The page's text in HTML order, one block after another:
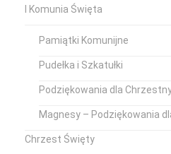
I Komunia Święta
Pamiątki Komunijne
Pudełka i Szkatułki
Podziękowania dla
Magnesy – Podziękowania
Chrzest Święty